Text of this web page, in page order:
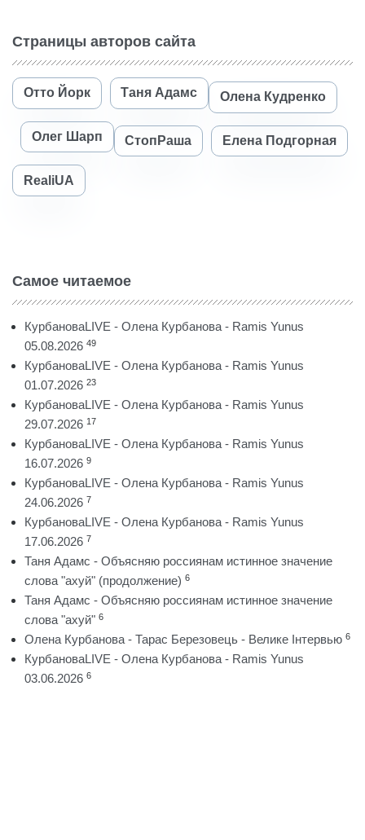
Страницы авторов сайта
Отто Йорк Таня Адамс Олена Кудренко
Олег Шарп СтопРаша Елена Подгорная
RealiUA
Самое читаемое
КурбановаLIVE - Олена Курбанова - Ramis Yunus
05.08.2026 49
КурбановаLIVE - Олена Курбанова - Ramis Yunus
01.07.2026 23
КурбановаLIVE - Олена Курбанова - Ramis Yunus
29.07.2026 17
КурбановаLIVE - Олена Курбанова - Ramis Yunus
16.07.2026 9
КурбановаLIVE - Олена Курбанова - Ramis Yunus
24.06.2026 7
КурбановаLIVE - Олена Курбанова - Ramis Yunus
17.06.2026 7
Таня Адамс - Объясняю россиянам истинное значение
слова "ахуй" (продолжение) 6
Таня Адамс - Объясняю россиянам истинное значение
слова "ахуй" 6
Олена Курбанова - Тарас Березовець - Велике Інтервью 6
КурбановаLIVE - Олена Курбанова - Ramis Yunus
03.06.2026 6